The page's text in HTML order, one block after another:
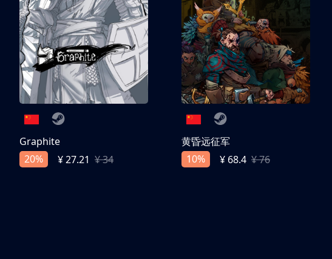
Graphite
20%
¥ 27.21 ¥ 34
黄昏远征军
10%
¥ 68.4 ¥ 76